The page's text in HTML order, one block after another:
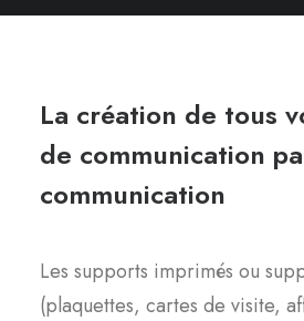
La création de tous
de communication
communication
Les supports imprimés ou
(plaquettes, cartes de visite,